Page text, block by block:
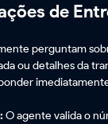
de
perguntam
ou detalhes da
O agente valida o